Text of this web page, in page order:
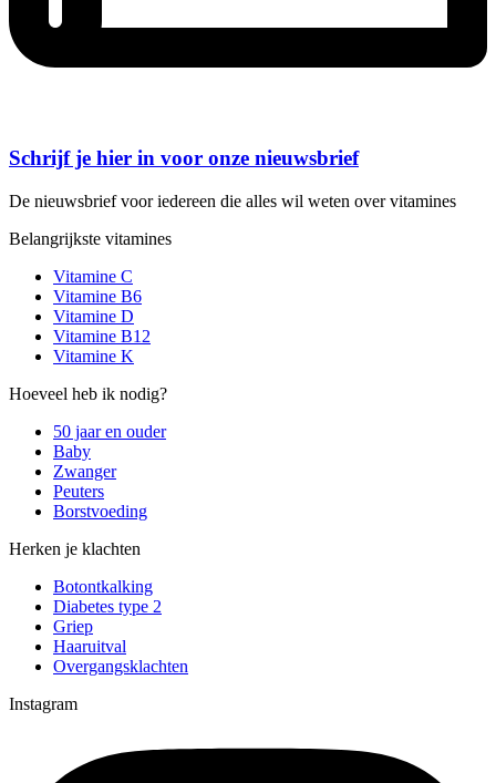
Schrijf je hier in voor onze nieuwsbrief
De nieuwsbrief voor iedereen die alles wil weten over vitamines
Belangrijkste vitamines
Vitamine C
Vitamine B6
Vitamine D
Vitamine B12
Vitamine K
Hoeveel heb ik nodig?
50 jaar en ouder
Baby
Zwanger
Peuters
Borstvoeding
Herken je klachten
Botontkalking
Diabetes type 2
Griep
Haaruitval
Overgangsklachten
Instagram